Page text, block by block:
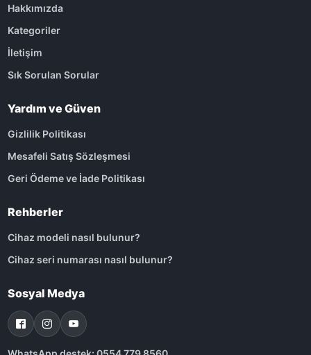
Hakkımızda
Kategoriler
İletişim
Sık Sorulan Sorular
Yardım ve Güven
Gizlilik Politikası
Mesafeli Satış Sözleşmesi
Geri Ödeme ve İade Politikası
Rehberler
Cihaz modeli nasıl bulunur?
Cihaz seri numarası nasıl bulunur?
Sosyal Medya